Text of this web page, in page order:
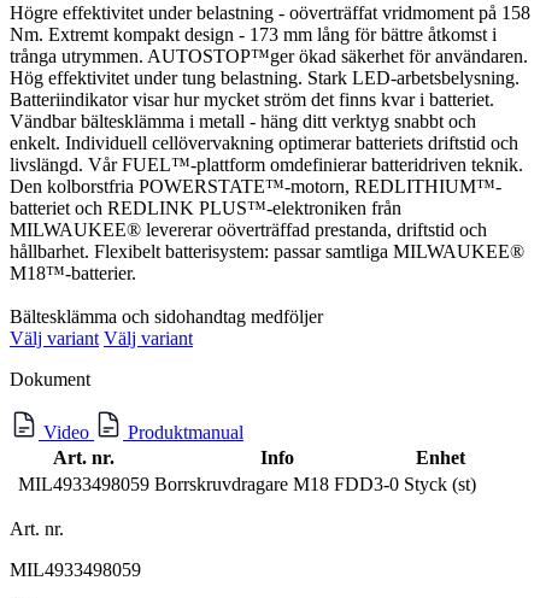
Högre effektivitet under belastning - oöverträffat vridmoment på 158
Nm. Extremt kompakt design - 173 mm lång för bättre åtkomst i
trånga utrymmen. AUTOSTOP™ger ökad säkerhet för användaren.
Hög effektivitet under tung belastning. Stark LED-arbetsbelysning.
Batteriindikator visar hur mycket ström det finns kvar i batteriet.
Vändbar bältesklämma i metall - häng ditt verktyg snabbt och
enkelt. Individuell cellövervakning optimerar batteriets driftstid och
livslängd. Vår FUEL™-plattform omdefinierar batteridriven teknik.
Den kolborstfria POWERSTATE™-motorn, REDLITHIUM™-
batteriet och REDLINK PLUS™-elektroniken från
MILWAUKEE® levererar oöverträffad prestanda, driftstid och
hållbarhet. Flexibelt batterisystem: passar samtliga MILWAUKEE®
M18™-batterier.
Bältesklämma och sidohandtag medföljer
Välj variant Välj variant
Dokument
Video
Produktmanual
Art. nr.
Info
Enhet
MIL4933498059 Borrskruvdragare M18 FDD3-0 Styck (st)
Art. nr.
MIL4933498059